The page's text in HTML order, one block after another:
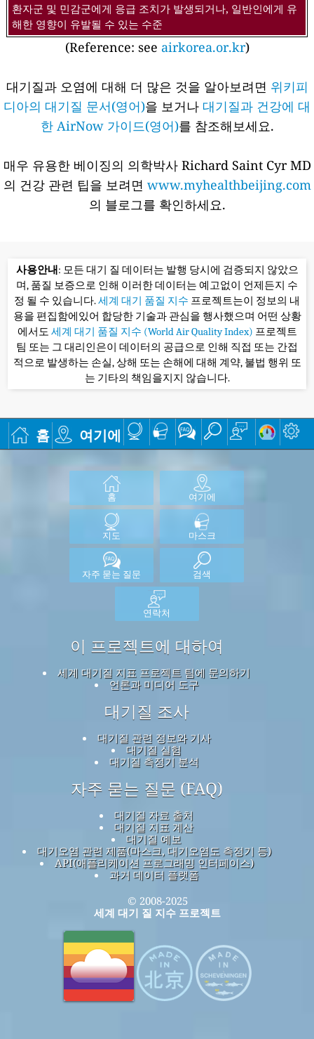
환자군 및 민감군에게 응급 조치가 발생되거나, 일반인에게 유
해한 영향이 유발될 수 있는 수준
(Reference: see airkorea.or.kr)
대기질과 오염에 대해 더 많은 것을 알아보려면 위키피
디아의 대기질 문서(영어)을 보거나 대기질과 건강에 대
한 AirNow 가이드(영어)를 참조해보세요.
매우 유용한 베이징의 의학박사 Richard Saint Cyr MD
의 건강 관련 팁을 보려면 www.myhealthbeijing.com
의 블로그를 확인하세요.
사용안내: 모든 대기 질 데이터는 발행 당시에 검증되지 않았으
며, 품질 보증으로 인해 이러한 데이터는 예고없이 언제든지 수
정 될 수 있습니다.세계 대기 품질 지수 프로젝트는이 정보의 내
용을 편집함에있어 합당한 기술과 관심을 행사했으며 어떤 상황
에서도 세계 대기 품질 지수 (World Air Quality Index) 프로젝트
팀 또는 그 대리인은이 데이터의 공급으로 인해 직접 또는 간접
적으로 발생하는 손실, 상해 또는 손해에 대해 계약, 불법 행위 또
는 기타의 책임을지지 않습니다.
홈 여기에
홈 여기에
지도 마스크
자주 묻는 질문 검색
연락처
이 프로젝트에 대하여
세계 대기질 지표 프로젝트 팀에 문의하기
언론과 미디어 도구
대기질 조사
대기질 관련 정보와 기사
대기질 실험
대기질 측정기 분석
자주 묻는 질문 (FAQ)
대기질 자료 출처
대기질 지표 계산
대기질 예보
대기오염 관련 제품(마스크, 대기오염도 측정기 등)
API(애플리케이션 프로그래밍 인터페이스)
과거 데이터 플랫폼
© 2008-2025
세계 대기 질 지수 프로젝트